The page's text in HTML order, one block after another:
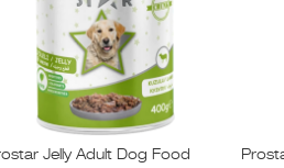
Jelly Adult Dog Food